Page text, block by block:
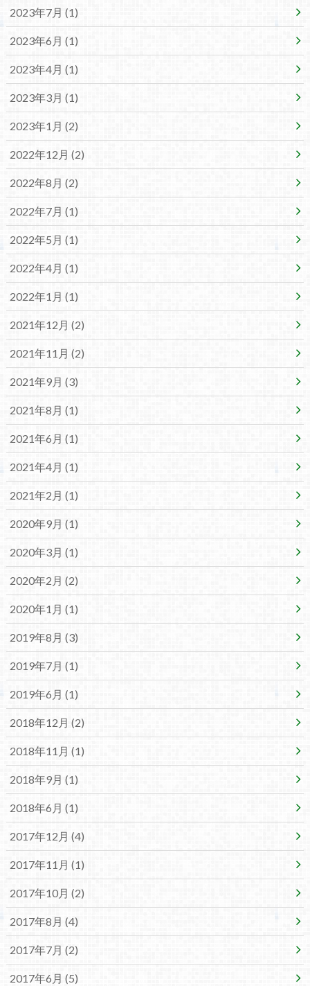
2023年7月 (1)
2023年6月 (1)
2023年4月 (1)
2023年3月 (1)
2023年1月 (2)
2022年12月 (2)
2022年8月 (2)
2022年7月 (1)
2022年5月 (1)
2022年4月 (1)
2022年1月 (1)
2021年12月 (2)
2021年11月 (2)
2021年9月 (3)
2021年8月 (1)
2021年6月 (1)
2021年4月 (1)
2021年2月 (1)
2020年9月 (1)
2020年3月 (1)
2020年2月 (2)
2020年1月 (1)
2019年8月 (3)
2019年7月 (1)
2019年6月 (1)
2018年12月 (2)
2018年11月 (1)
2018年9月 (1)
2018年6月 (1)
2017年12月 (4)
2017年11月 (1)
2017年10月 (2)
2017年8月 (4)
2017年7月 (2)
2017年6月 (5)